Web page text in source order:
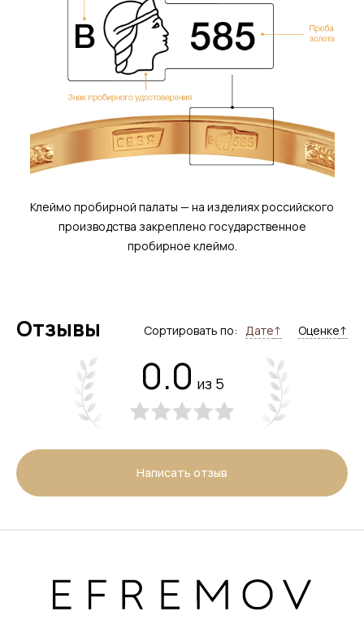
Клеймо пробирной палаты — на изделиях российского
производства закреплено государственное
пробирное клеймо.
Отзывы Сортировать по: Дате↑ Оценке↑
0.0 из 5
Написать отзыв